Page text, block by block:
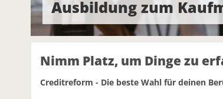
Ausbildung zum
Nimm Platz, um Dinge zu
Creditreform - Die beste Wahl für deinen